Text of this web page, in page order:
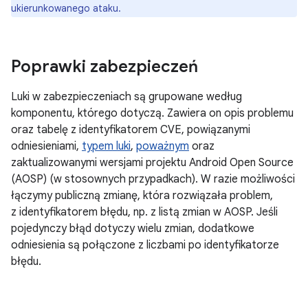
ukierunkowanego ataku.
Poprawki zabezpieczeń
Luki w zabezpieczeniach są grupowane według
komponentu, którego dotyczą. Zawiera on opis problemu
oraz tabelę z identyfikatorem CVE, powiązanymi
odniesieniami, typem luki, poważnym oraz
zaktualizowanymi wersjami projektu Android Open Source
(AOSP) (w stosownych przypadkach). W razie możliwości
łączymy publiczną zmianę, która rozwiązała problem,
z identyfikatorem błędu, np. z listą zmian w AOSP. Jeśli
pojedynczy błąd dotyczy wielu zmian, dodatkowe
odniesienia są połączone z liczbami po identyfikatorze
błędu.